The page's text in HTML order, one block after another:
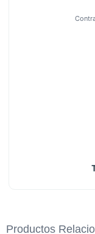
Productos